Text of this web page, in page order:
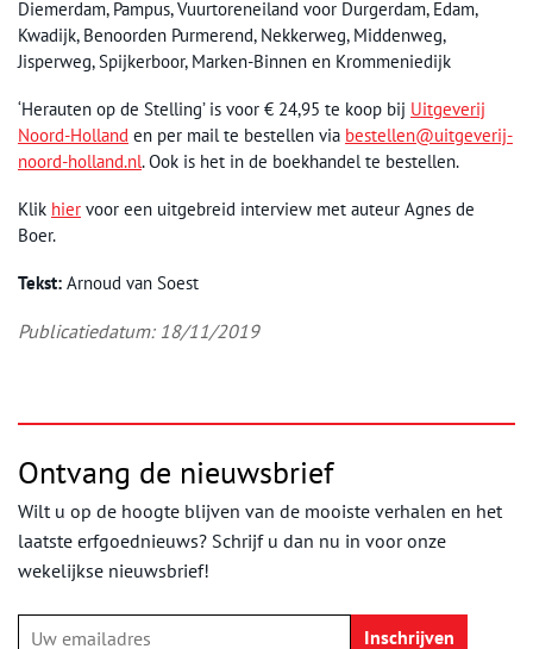
Diemerdam, Pampus, Vuurtoreneiland voor Durgerdam, Edam,
Kwadijk, Benoorden Purmerend, Nekkerweg, Middenweg,
Jisperweg, Spijkerboor, Marken-Binnen en Krommeniedijk
‘Herauten op de Stelling’ is voor € 24,95 te koop bij Uitgeverij
Noord-Holland en per mail te bestellen via bestellen@uitgeverij-
noord-holland.nl. Ook is het in de boekhandel te bestellen.
Klik hier voor een uitgebreid interview met auteur Agnes de
Boer.
Tekst: Arnoud van Soest
Publicatiedatum: 18/11/2019
Ontvang de nieuwsbrief
Wilt u op de hoogte blijven van de mooiste verhalen en het
laatste erfgoednieuws? Schrijf u dan nu in voor onze
wekelijkse nieuwsbrief!